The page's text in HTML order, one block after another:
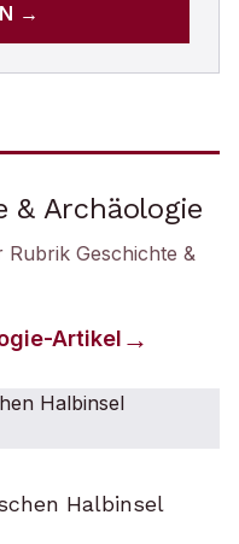
→
& Archäologie
Rubrik Geschichte &
-Artikel
Halbinsel